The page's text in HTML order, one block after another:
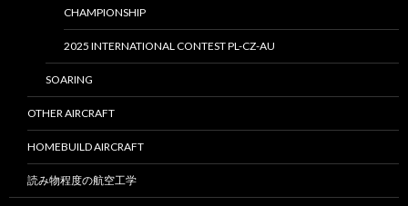
CHAMPIONSHIP
2025 INTERNATIONAL CONTEST PL-CZ-AU
SOARING
OTHER AIRCRAFT
HOMEBUILD AIRCRAFT
読み物程度の航空工学